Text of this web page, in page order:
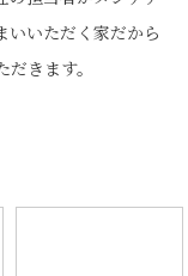
いいただく家だから
きます。